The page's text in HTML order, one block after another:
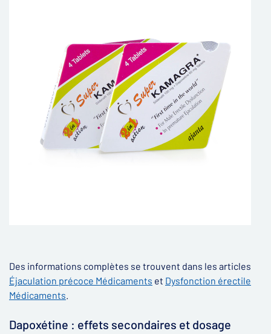
Des informations complètes se trouvent dans les articles
Éjaculation précoce Médicaments et Dysfonction érectile
Médicaments.
Dapoxétine : effets secondaires et dosage